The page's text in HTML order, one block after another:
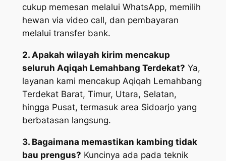
cukup memesan melalui WhatsApp, memilih
hewan via video call, dan pembayaran
melalui transfer bank.
2. Apakah wilayah kirim mencakup
seluruh Aqiqah Lemahbang Terdekat? Ya,
layanan kami mencakup Aqiqah Lemahbang
Terdekat Barat, Timur, Utara, Selatan,
hingga Pusat, termasuk area Sidoarjo yang
berbatasan langsung.
3. Bagaimana memastikan kambing tidak
bau prengus? Kuncinya ada pada teknik